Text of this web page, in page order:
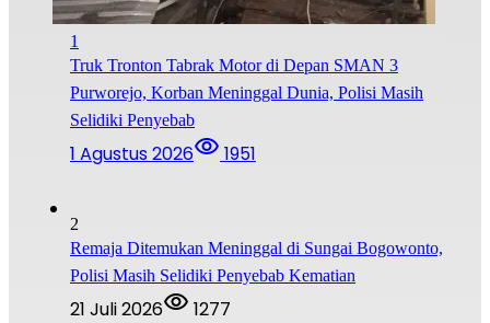
1
Truk Tronton Tabrak Motor di Depan SMAN 3
Purworejo, Korban Meninggal Dunia, Polisi Masih
Selidiki Penyebab
1 Agustus 2026 1951
2
Remaja Ditemukan Meninggal di Sungai Bogowonto,
Polisi Masih Selidiki Penyebab Kematian
21 Juli 2026 1277